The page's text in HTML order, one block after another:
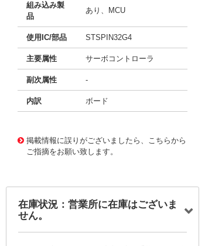
組み込み製
品
あり、MCU
使用IC/部品 STSPIN32G4
主要属性 サーボコントローラ
副次属性 -
内訳 ボード
掲載情報に誤りがございましたら、こちらから
ご指摘をお願い致します。
在庫状況：営業所に在庫はございま
せん。